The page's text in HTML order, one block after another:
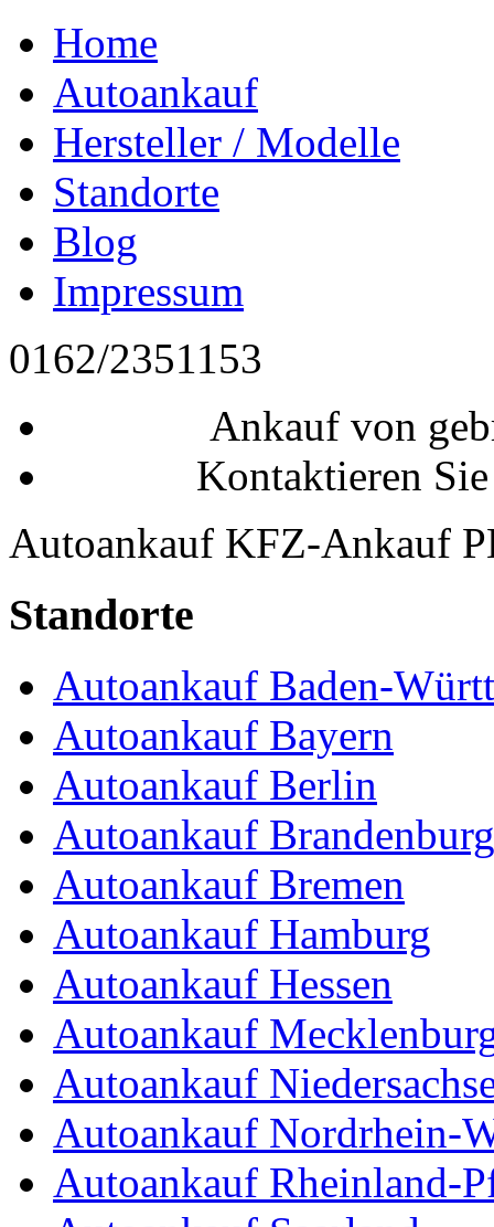
Home
Autoankauf
Hersteller / Modelle
Standorte
Blog
Impressum
0162/2351153
Ankauf von
Kontaktieren
Autoankauf KFZ-Ankauf
Standorte
Autoankauf Baden-
Autoankauf Bayern
Autoankauf Berlin
Autoankauf Brandenburg
Autoankauf Bremen
Autoankauf Hamburg
Autoankauf Hessen
Autoankauf
Autoankauf
Autoankauf Nordrhein-
Autoankauf Rheinland-